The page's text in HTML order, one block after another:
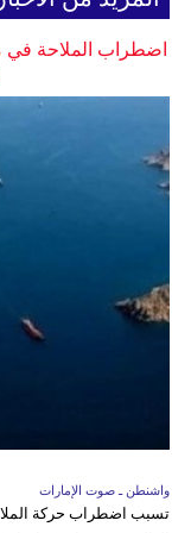
اضطراب الملاحة
واشنطن ـ صوت الإمارات
تسبب اضطراب حركة